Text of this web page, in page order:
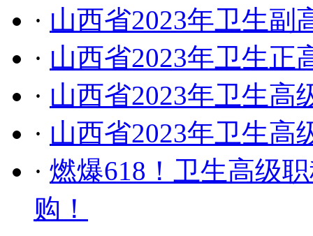
· 山西省2023年卫生副
· 山西省2023年卫生正
· 山西省2023年卫生高
· 山西省2023年卫生高
· 燃爆618！卫生高级
购！